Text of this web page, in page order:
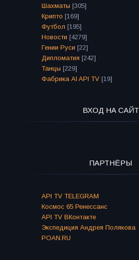
Шахматы [305]
Крипто [169]
Футбол [195]
Новости [4279]
Гении Руси [22]
Дипломатия [242]
Танцы [229]
Фабрика AI API TV [19]
ВХОД НА САЙТ
ПАРТНЁРЫ
API TV TELEGRAM
Космос 65 Ренессанс
API TV ВКонтакте
Экспедиция Андрея Полякова
POAN.RU